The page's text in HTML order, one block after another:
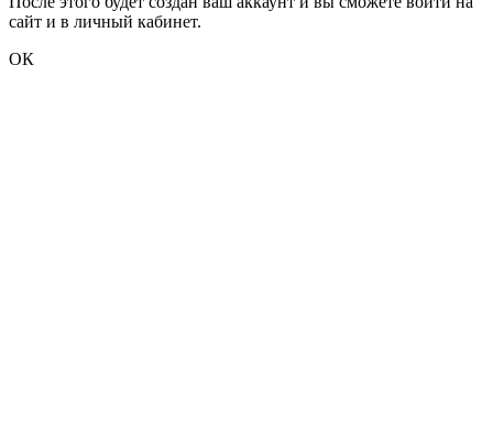
сайт и в личный кабинет.
ОК